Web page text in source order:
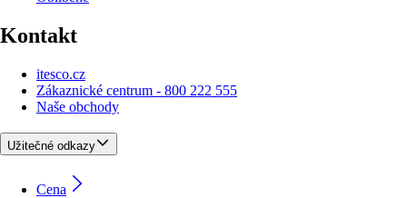
Kontakt
itesco.cz
Zákaznické centrum - 800 222 555
Naše obchody
Užitečné odkazy
Cena